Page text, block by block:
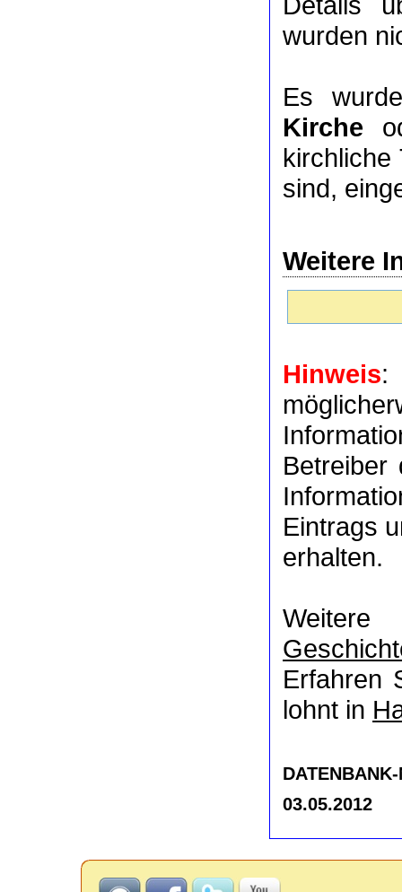
wurden
Es
Kirche
kirchliche
sind,
Weitere
Hinweis:
Eintrags
erhalten.
Erfahren
lohnt in
03.05.2012